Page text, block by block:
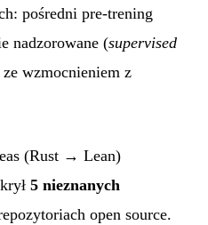
pośredni pre-trening
nadzorowane (supervised
wzmocnieniem z
(Rust → Lean)
5 nieznanych
open source.